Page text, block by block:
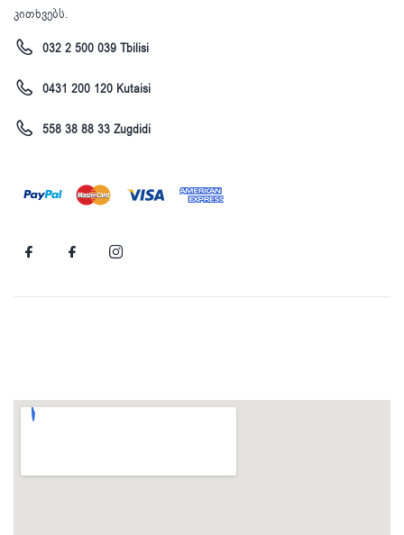
კითხვებს.
032 2 500 039 Tbilisi
0431 200 120 Kutaisi
558 38 88 33 Zugdidi